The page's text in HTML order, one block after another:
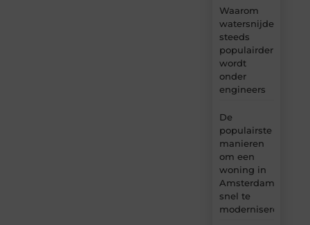
Waarom
watersnijden
steeds
populairder
wordt
onder
engineers
De
populairste
manieren
om een
woning in
Amsterdam
snel te
moderniseren